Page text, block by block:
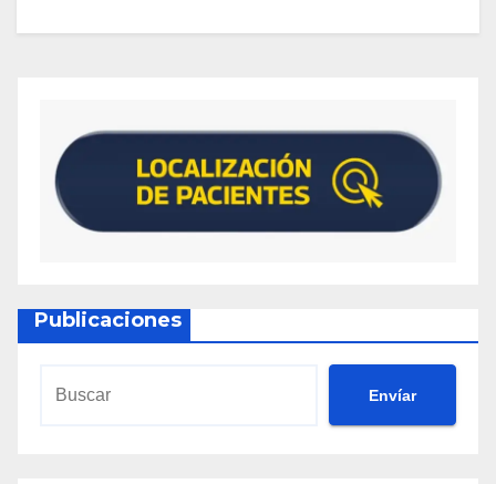
Publicaciones
Envíar